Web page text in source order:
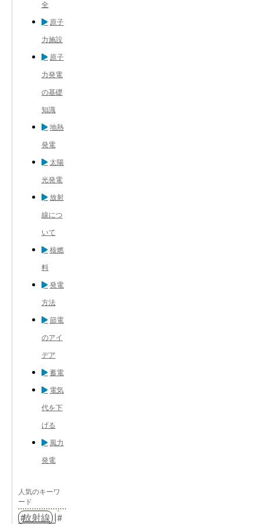
全
原子
力施設
原子
力発電
の基礎
知識
地熱
発電
太陽
光発電
放射
線につ
いて
核燃
料
発電
方法
節電
のアイ
デア
蓄電
電気
代を下
げる
風力
発電
人気のキーワ
ード
放射線